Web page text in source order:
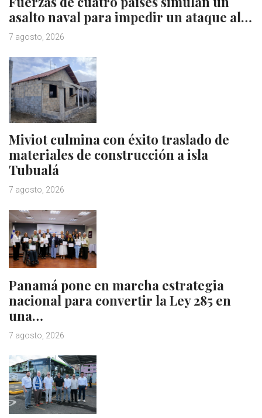
asalto naval para impedir un ataque al…
7 agosto, 2026
Miviot culmina con éxito traslado de
materiales de construcción a isla
Tubualá
7 agosto, 2026
Panamá pone en marcha estrategia
nacional para convertir la Ley 285 en
una…
7 agosto, 2026